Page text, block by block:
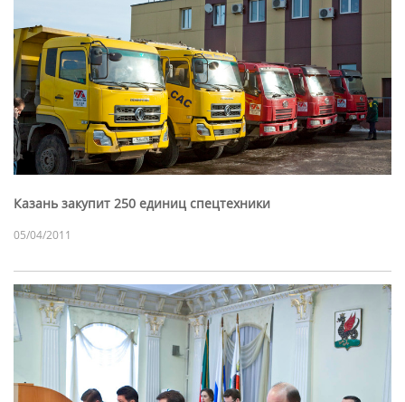
Казань закупит 250 единиц спецтехники
05/04/2011